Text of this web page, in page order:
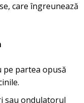
care îngreunează
pe partea opusă
sau ondulatorul